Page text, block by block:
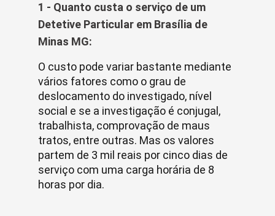
1 - Quanto custa o serviço de um
Detetive Particular em Brasília de
Minas MG:
O custo pode variar bastante mediante
vários fatores como o grau de
deslocamento do investigado, nível
social e se a investigação é conjugal,
trabalhista, comprovação de maus
tratos, entre outras. Mas os valores
partem de 3 mil reais por cinco dias de
serviço com uma carga horária de 8
horas por dia.